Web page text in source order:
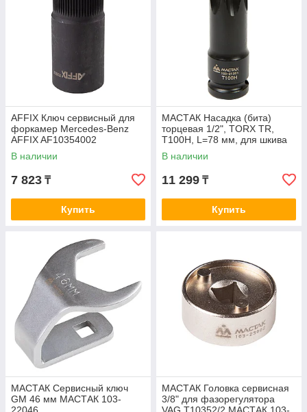
AFFIX Ключ сервисный для
форкамер Mercedes-Benz
AFFIX AF10354002
В наличии
7 823 ₸
Купить
МАСТАК Насадка (бита)
торцевая 1/2", TORX TR,
T100H, L=78 мм, для шкива
распредвала МАСТАК 103-
21301
В наличии
11 299 ₸
Купить
МАСТАК Сервисный ключ
GM 46 мм МАСТАК 103-
МАСТАК Головка сервисная
3/8" для фазорегулятора